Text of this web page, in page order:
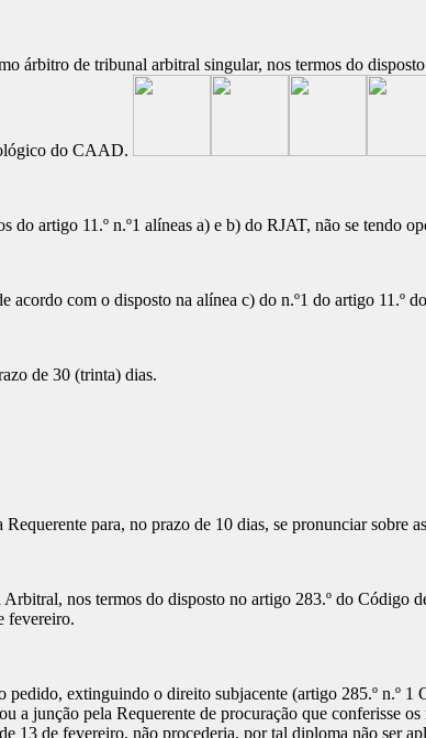
de tribunal arbitral singular, nos termos do
do CAAD.
artigo 11.º n.º1 alíneas a) e b) do RJAT, não se tendo
com o disposto na alínea c) do n.º1 do artigo 11.º
de 30 (trinta) dias.
para, no prazo de 10 dias, se pronunciar sobre
nos termos do disposto no artigo 283.º do Código
fevereiro.
extinguindo o direito subjacente (artigo 285.º n.º
junção pela Requerente de procuração que conferisse
13 de fevereiro, não procederia, por tal diploma não ser